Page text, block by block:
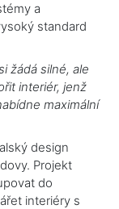
a
standard
žádá silné, ale
interiér, jenž
maximální
design
Projekt
do
interiéry s